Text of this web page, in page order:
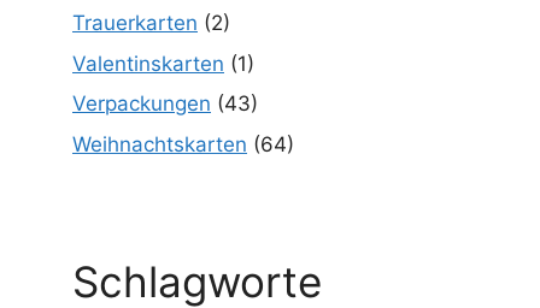
Trauerkarten (2)
Valentinskarten (1)
Verpackungen (43)
Weihnachtskarten (64)
Schlagworte